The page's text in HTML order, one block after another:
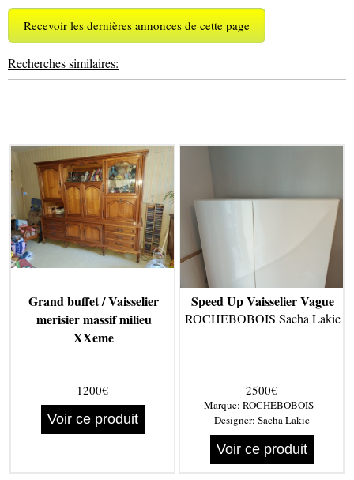
Recevoir les dernières annonces de cette page
Recherches similaires:
Grand buffet / Vaisselier
merisier massif milieu
XXeme
1200€
Voir ce produit
Speed Up Vaisselier Vague
ROCHEBOBOIS Sacha Lakic
2500€
Marque: ROCHEBOBOIS |
Designer: Sacha Lakic
Voir ce produit